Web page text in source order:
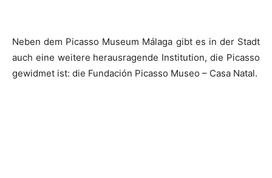
Neben dem Picasso Museum Málaga gibt es in der Stadt
auch eine weitere herausragende Institution, die Picasso
gewidmet ist: die Fundación Picasso Museo – Casa Natal.